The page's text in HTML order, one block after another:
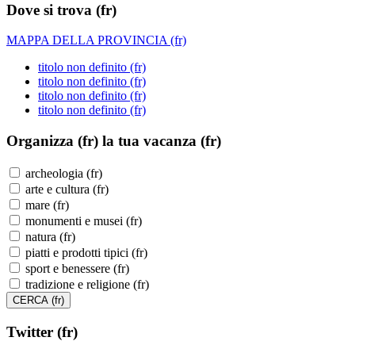
Dove si trova (fr)
MAPPA DELLA PROVINCIA (fr)
titolo non definito (fr)
titolo non definito (fr)
titolo non definito (fr)
titolo non definito (fr)
Organizza (fr) la tua vacanza (fr)
archeologia (fr)
arte e cultura (fr)
mare (fr)
monumenti e musei (fr)
natura (fr)
piatti e prodotti tipici (fr)
sport e benessere (fr)
tradizione e religione (fr)
Twitter (fr)